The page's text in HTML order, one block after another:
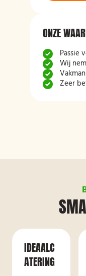
ONZE
Passie
Wij
Zeer
IDEAALC
ATERING